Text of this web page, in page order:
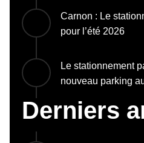
Carnon : Le
pour l’été 2026
Le stationnement
nouveau parking
Derniers